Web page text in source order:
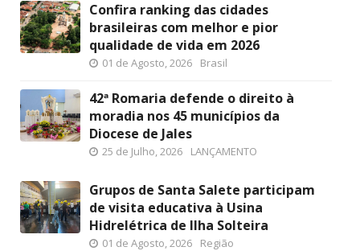
Confira ranking das cidades
brasileiras com melhor e pior
qualidade de vida em 2026
01 de Agosto, 2026 Brasil
42ª Romaria defende o direito à
moradia nos 45 municípios da
Diocese de Jales
25 de Julho, 2026 LANÇAMENTO
Grupos de Santa Salete participam
de visita educativa à Usina
Hidrelétrica de Ilha Solteira
01 de Agosto, 2026 Região